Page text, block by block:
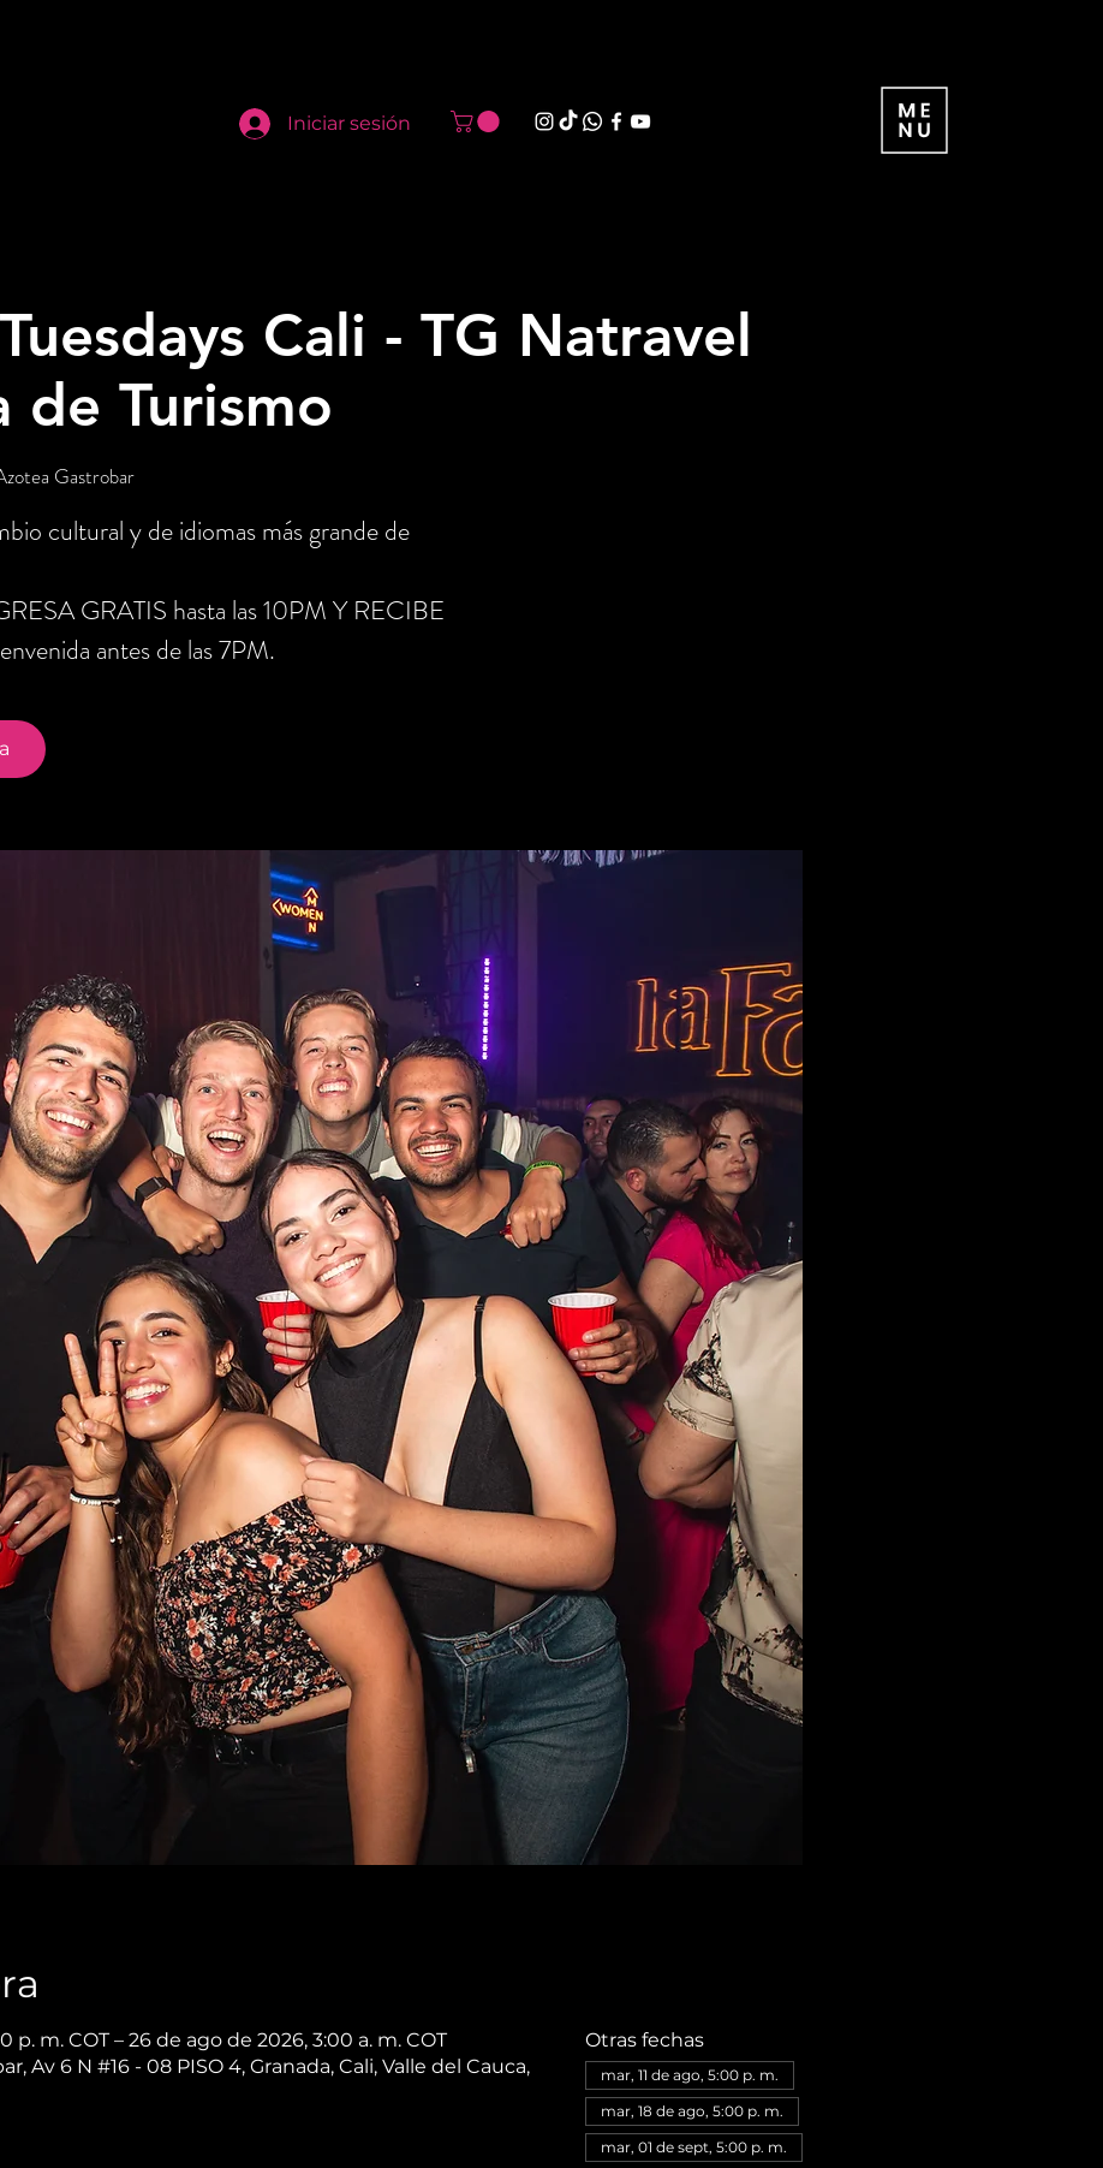
Iniciar sesión
Cali - TG Natravel
de Turismo
Gastrobar
cultural y de idiomas más grande de
GRATIS hasta las 10PM Y RECIBE
antes de las 7PM.
p. m. COT – 26 de ago de 2026, 3:00 a. m. COT
Av 6 N #16 - 08 PISO 4, Granada, Cali, Valle del Cauca,
Otras fechas
mar, 11 de ago, 5:00 p. m.
mar, 18 de ago, 5:00 p. m.
mar, 01 de sept, 5:00 p. m.